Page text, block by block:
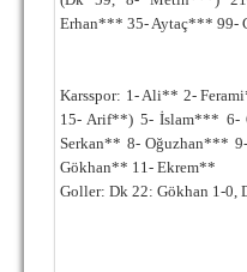
Erhan*** 35- Aytaç*** 99-
Karsspor: 1- Ali** 2-
15- Arif**) 5- İslam*** 6-
Serkan** 8- Oğuzhan***
Gökhan** 11- Ekrem**
Goller: Dk 22: Gökhan 1-0,